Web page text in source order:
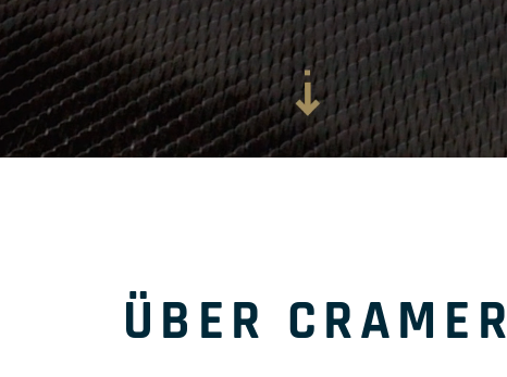
ÜBER CRAMER